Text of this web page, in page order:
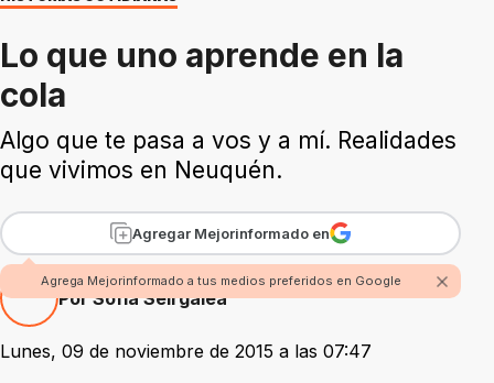
Lo que uno aprende en la
cola
Algo que te pasa a vos y a mí. Realidades
que vivimos en Neuquén.
Agregar Mejorinformado en
Agrega Mejorinformado a tus medios preferidos en Google
Por Sofía Seirgalea
Lunes, 09 de noviembre de 2015 a las 07:47